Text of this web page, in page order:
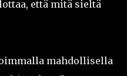
että mitä sieltä
mahdollisella